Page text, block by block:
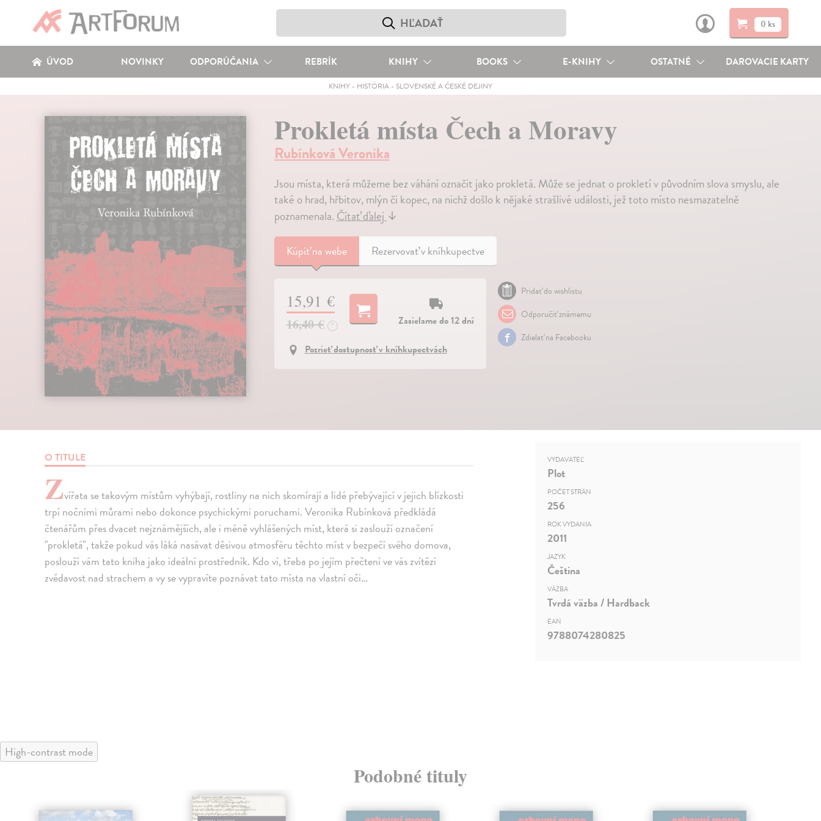
0 ks
ÚVOD NOVINKY ODPORÚČANIA REBRÍK KNIHY BOOKS E-KNIHY OSTATNÉ DAROVACIE KARTY
KNIHY- HISTÓRIA- SLOVENSKÉ A ČESKÉ DEJINY
Prokletá místa Čech a Moravy
Rubínková Veronika
Jsou místa, která můžeme bez váhání označit jako prokletá. Může se jednat o prokletí v původním slova smyslu, ale
také o hrad, hřbitov, mlýn či kopec, na nichž došlo k nějaké strašlivé události, jež toto místo nesmazatelně
poznamenala.Čítať ďalej↓
Kúpiťna webe Rezervovať v kníhkupectve
15,91 €
16,40 € ?
Zasielame do 12 dní
Pozrieť dostupnosť v kníhkupectvách
Pridať do wishlistu
Odporučiť známemu
Zdielať na Facebooku
O TITULE
Zvířata se takovým místům vyhýbají, rostliny na nich skomírají a lidé přebývající v jejich blízkosti
trpí nočními můrami nebo dokonce psychickými poruchami. Veronika Rubínková předkládá
čtenářům přes dvacet nejznámějších, ale i méně vyhlášených míst, která si zaslouží označení
"prokletá", takže pokud vás láká nasávat děsivou atmosféru těchto míst v bezpečí svého domova,
poslouží vám tato kniha jako ideální prostředník. Kdo ví, třeba po jejím přečtení ve vás zvítězí
zvědavost nad strachem a vy se vypravíte poznávat tato místa na vlastní oči…
VYDAVATEĽ
Plot
POČET STRÁN
256
ROK VYDANIA
2011
JAZYK
Čeština
VÄZBA
Tvrdá väzba / Hardback
EAN
9788074280825
High-contrast mode
Podobné tituly